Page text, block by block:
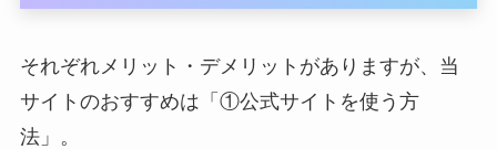
それぞれメリット・デメリットがありますが、当
サイトのおすすめは「①公式サイトを使う方
法」。